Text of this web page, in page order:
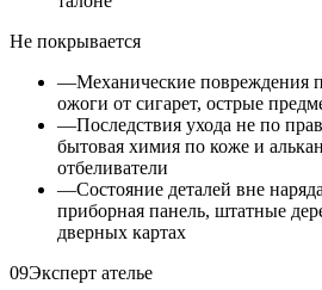
Не покрывается
—Механические повреждения
ожоги от сигарет, острые
—Последствия ухода не по
бытовая химия по коже и
отбеливатели
—Состояние деталей вне
приборная панель, штатные
дверных картах
09Эксперт ателье